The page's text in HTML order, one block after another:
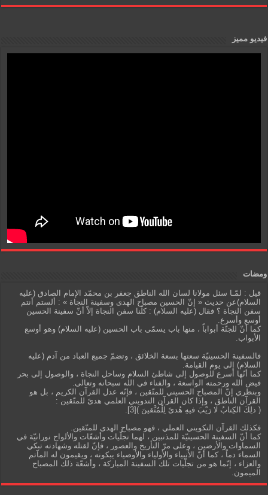
فيديو مميز
ومضات
قيل : لمّـا سئل مولانا لسان الله الناطق جعفر بن محمّد الإمام الصادق (عليه
السلام)عن حديث « إنّ الحسين مصباح الهدى وسفينة النجاة » : ألستم أنتم
سفن النجاة ؟ فقال (عليه السلام) : كلّنا سفن النجاة إلاّ أنّ سفينة الحسين
أوسع وأسرع.
كما أنّ للجنّة أبواباً ، منها باب يسمّى باب الحسين (عليه السلام) وهو أوسع
الأبواب.
فالسفينة الحسينيّة سعتها بسعة الخلائق ، وتضمّ جميع العباد من آدم (عليه
السلام) إلى يوم القيامة.
كما أنّها أسرع للوصول إلى شاطئ السلام وساحل النجاة ، والوصول إلى بحر
فيض الله ورحمته الواسعة ، والفناء في الله سبحانه وتعالى.
وبنظري إنّ المصباح الحسيني للمتّقين ، فإنّه عدل القرآن الكريم ، بل هو
القرآن الناطق ، وإذا كان القرآن التدويني العلمي هدىً للمتّقين :
( ذلِكَ الكِتابُ لا رَيْبَ فيهِ هُدىً لِلْمُتَّقينَ )[3].
فكذلك القرآن التكويني العملي ، فهو مصباح الهدى للمتّقين.
كما أنّ السفينة الحسينيّة للمذنبين ، لهما تجلّيات وأشعّات والألواح نورانيّة في
السماوات والأرضين ، وعلى مرّ التأريخ والعصور ، فإنّ لقتله وشهادته تبكي
السماء دماً ، كما أنّ الأنبياء والأولياء والأوصياء يبكونه ، ويقيمون له المآتم
والعزاء ، إنّما هو من تجلّيات تلك السفينة المباركة ، وأشعّة ذلك المصباح
الميمون.